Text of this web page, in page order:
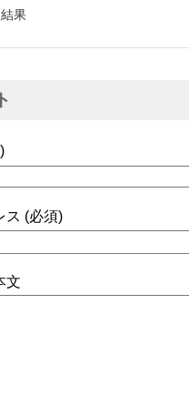
結果
ス (必須)
文